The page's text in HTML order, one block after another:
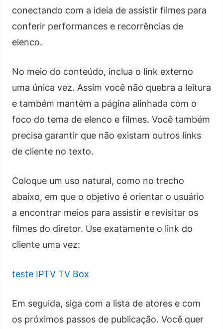
conectando com a ideia de assistir filmes para
conferir performances e recorrências de
elenco.
No meio do conteúdo, inclua o link externo
uma única vez. Assim você não quebra a leitura
e também mantém a página alinhada com o
foco do tema de elenco e filmes. Você também
precisa garantir que não existam outros links
de cliente no texto.
Coloque um uso natural, como no trecho
abaixo, em que o objetivo é orientar o usuário
a encontrar meios para assistir e revisitar os
filmes do diretor. Use exatamente o link do
cliente uma vez:
teste IPTV TV Box
Em seguida, siga com a lista de atores e com
os próximos passos de publicação. Você quer